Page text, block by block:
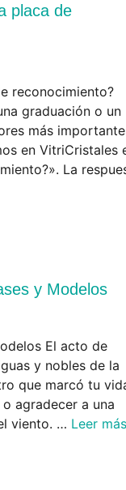
placa de
reconocimiento?
graduación o un
más
en VitriCristales
La
y Modelos
El acto de
y nobles de la
que marcó tu
agradecer a una
viento. … Leer más